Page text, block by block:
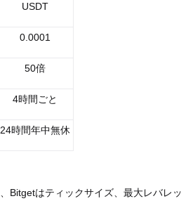
USDT
0.0001
50倍
4時間ごと
24時間年中無休
Bitgetはティックサイズ、最大レバレッ